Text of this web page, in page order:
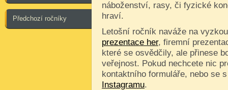
Předchozí ročníky
náboženství, rasy, či fyzické
hraví.
Letošní ročník naváže na
prezentace her, firemní
které se osvědčily, ale přinese
veřejnost. Pokud nechcete nic
kontaktního formuláře, nebo se
Instagramu.